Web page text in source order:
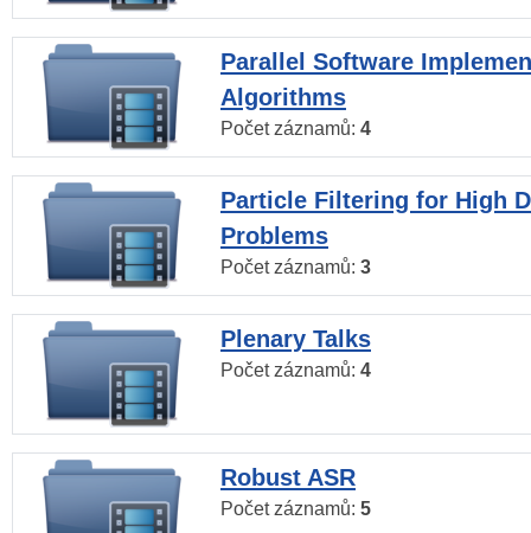
Parallel Software
Algorithms
Počet záznamů: 4
Particle Filtering for High
Problems
Počet záznamů: 3
Plenary Talks
Počet záznamů: 4
Robust ASR
Počet záznamů: 5